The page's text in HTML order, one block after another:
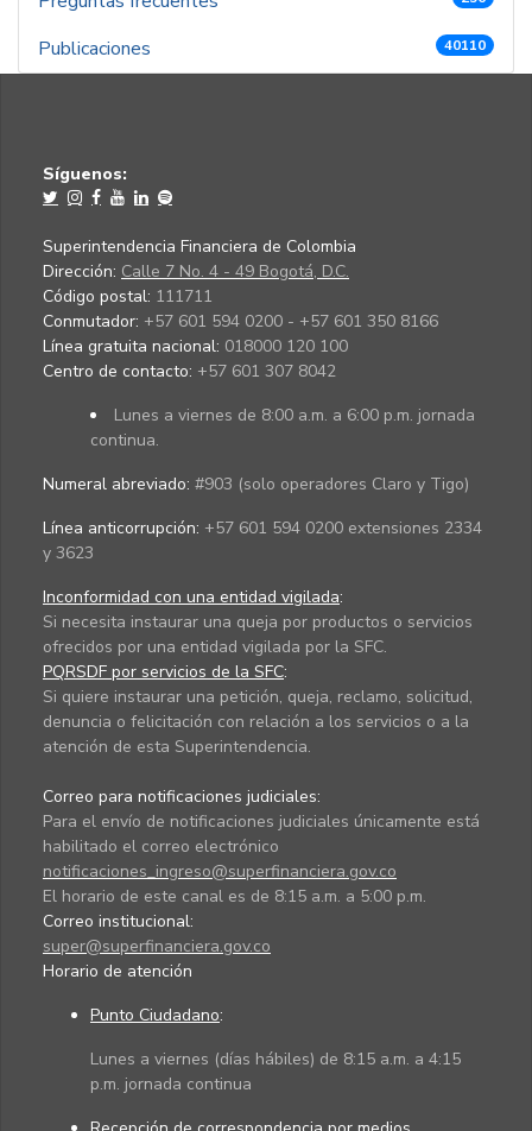
Publicaciones 40110
Síguenos:
Superintendencia Financiera de Colombia
Dirección: Calle 7 No. 4 - 49 Bogotá, D.C.
Código postal: 111711
Conmutador: +57 601 594 0200 - +57 601 350 8166
Línea gratuita nacional: 018000 120 100
Centro de contacto: +57 601 307 8042
Lunes a viernes de 8:00 a.m. a 6:00 p.m. jornada
continua.
Numeral abreviado: #903 (solo operadores Claro y Tigo)
Línea anticorrupción: +57 601 594 0200 extensiones 2334
y 3623
Inconformidad con una entidad vigilada:
Si necesita instaurar una queja por productos o servicios
ofrecidos por una entidad vigilada por la SFC.
PQRSDF por servicios de la SFC:
Si quiere instaurar una petición, queja, reclamo, solicitud,
denuncia o felicitación con relación a los servicios o a la
atención de esta Superintendencia.
Correo para notificaciones judiciales:
Para el envío de notificaciones judiciales únicamente está
habilitado el correo electrónico
notificaciones_ingreso@superfinanciera.gov.co
El horario de este canal es de 8:15 a.m. a 5:00 p.m.
Correo institucional:
super@superfinanciera.gov.co
Horario de atención
Punto Ciudadano:
Lunes a viernes (días hábiles) de 8:15 a.m. a 4:15
p.m. jornada continua